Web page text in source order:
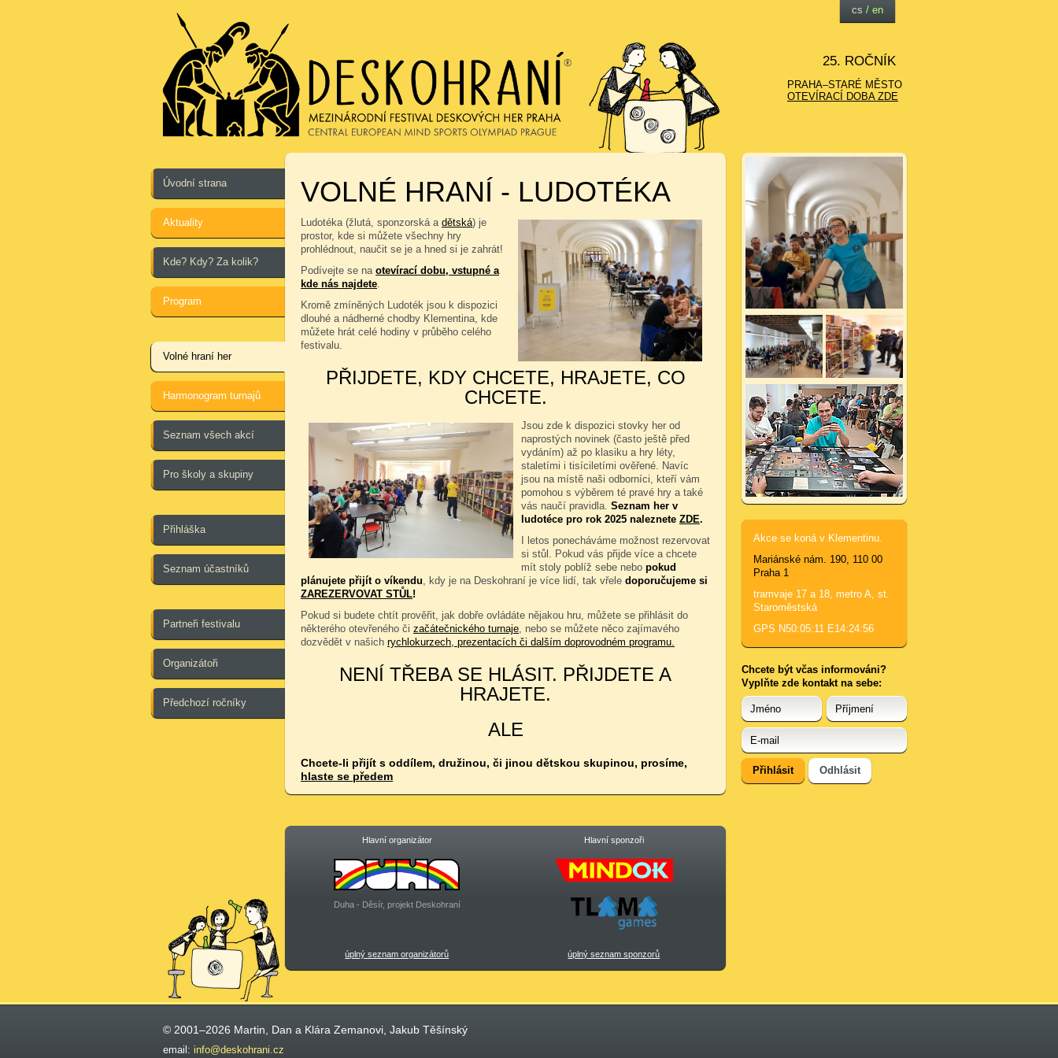
25. ROČNÍK
PRAHA–STARÉ MĚSTO
OTEVÍRACÍ DOBA ZDE
cs / en
Úvodní strana
Aktuality
Kde? Kdy? Za kolik?
Program
Volné hraní her
Harmonogram turnajů
Seznam všech akcí
Pro školy a skupiny
Přihláška
Seznam účastníků
Partneři festivalu
Organizátoři
Předchozí ročníky
VOLNÉ HRANÍ - LUDOTÉKA
Ludotéka (žlutá, sponzorská a dětská) je
prostor, kde si můžete všechny hry
prohlédnout, naučit se je a hned si je zahrát!
Podívejte se na otevírací dobu, vstupné a
kde nás najdete.
Kromě zmíněných Ludoték jsou k dispozici
dlouhé a nádherné chodby Klementina, kde
můžete hrát celé hodiny v průběho celého
festivalu.
PŘIJDETE, KDY CHCETE, HRAJETE, CO
CHCETE.
Jsou zde k dispozici stovky her od
naprostých novinek (často ještě před
vydáním) až po klasiku a hry léty,
staletími i tisíciletími ověřené. Navíc
jsou na místě naši odborníci, kteří vám
pomohou s výběrem té pravé hry a také
vás naučí pravidla. Seznam her v
ludotéce pro rok 2025 naleznete ZDE.
I letos ponecháváme možnost rezervovat
si stůl. Pokud vás přijde více a chcete
mít stoly poblíž sebe nebo pokud
plánujete přijít o víkendu, kdy je na Deskohraní je více lidí, tak vřele doporučujeme si
ZAREZERVOVAT STŮL!
Pokud si budete chtít prověřit, jak dobře ovládáte nějakou hru, můžete se přihlásit do
některého otevřeného či začátečnického turnaje, nebo se můžete něco zajímavého
dozvědět v našich rychlokurzech, prezentacích či dalším doprovodném programu.
NENÍ TŘEBA SE HLÁSIT. PŘIJDETE A
HRAJETE.
ALE
Chcete-li přijít s oddílem, družinou, či jinou dětskou skupinou, prosíme,
hlaste se předem
Hlavní organizátor Hlavní sponzoři
Duha - Děsír, projekt Deskohraní
úplný seznam organizátorů úplný seznam sponzorů
Akce se koná v Klementinu.
Mariánské nám. 190, 110 00
Praha 1
tramvaje 17 a 18, metro A, st.
Staroměstská
GPS N50:05:11 E14:24:56
Chcete být včas informováni?
Vyplňte zde kontakt na sebe:
© 2001–2026 Martin, Dan a Klára Zemanovi, Jakub Těšínský
email: info@deskohrani.cz